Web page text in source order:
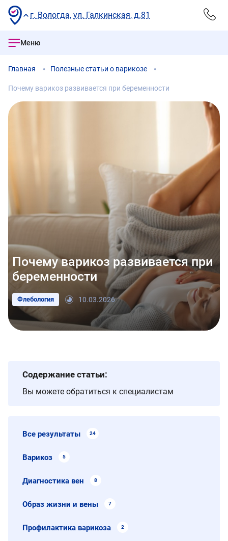
г. Вологда, ул. Галкинская, д.81
Меню
Главная Полезные статьи о варикозе
Почему варикоз развивается при беременности
Почему варикоз развивается при
беременности
Флебология 10.03.2026
Содержание статьи:
Вы можете обратиться к специалистам
Все результаты 24
Варикоз 5
Диагностика вен 8
Образ жизни и вены 7
Профилактика варикоза 2